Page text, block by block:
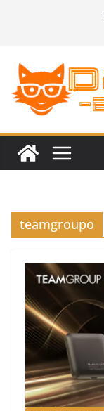
teamgroupo